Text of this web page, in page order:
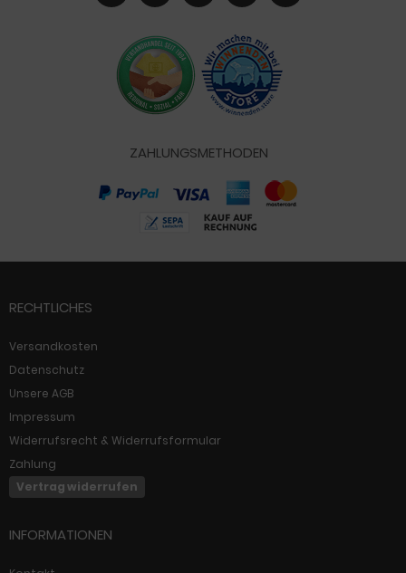
ZAHLUNGSMETHODEN
RECHTLICHES
Versandkosten
Datenschutz
Unsere AGB
Impressum
Widerrufsrecht & Widerrufsformular
Zahlung
Vertrag widerrufen
INFORMATIONEN